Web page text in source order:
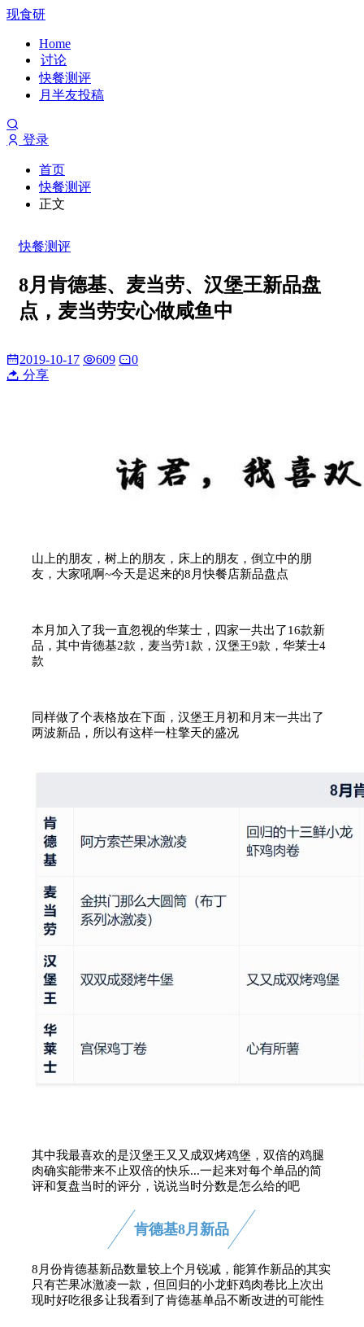
现食研
Home
讨论
快餐测评
月半友投稿
登录
首页
快餐测评
正文
快餐测评
8月肯德基、麦当劳、汉堡王新品盘
点，麦当劳安心做咸鱼中
2019-10-17 609
0
分享
山上的朋友，树上的朋友，床上的朋友，倒立中的朋
友，大家吼啊~今天是迟来的8月快餐店新品盘点
本月加入了我一直忽视的华莱士，四家一共出了16款新
品，其中肯德基2款，麦当劳1款，汉堡王9款，华莱士4
款
同样做了个表格放在下面，汉堡王月初和月末一共出了
两波新品，所以有这样一柱擎天的盛况
其中我最喜欢的是汉堡王又又成双烤鸡堡，双倍的鸡腿
肉确实能带来不止双倍的快乐...一起来对每个单品的简
评和复盘当时的评分，说说当时分数是怎么给的吧
肯德基8月新品
8月份肯德基新品数量较上个月锐减，能算作新品的其实
只有芒果冰激凌一款，但回归的小龙虾鸡肉卷比上次出
现时好吃很多让我看到了肯德基单品不断改进的可能性